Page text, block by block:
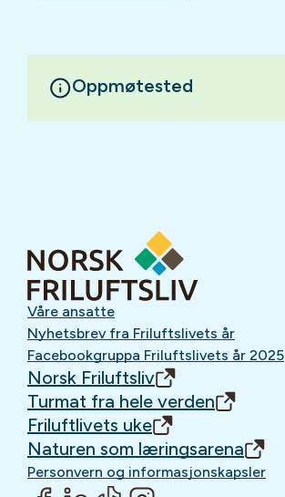
Oppmøtested
Våre ansatte
Nyhetsbrev fra Friluftslivets år
Facebookgruppa Friluftslivets år 2025
Norsk Friluftsliv
Turmat fra hele verden
Friluftlivets uke
Naturen som læringsarena
Personvern og informasjonskapsler